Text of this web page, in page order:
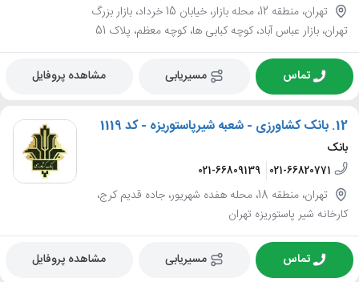
تهران، منطقه 12، محله بازار، خیابان 15 خرداد، بازار بزرگ
تهران، بازار عباس آباد، کوچه کبابی ها، کوچه معظم، پلاک 51
تماس مسیریابی مشاهده پروفایل
12. بانک کشاورزی - شعبه شیرپاستوریزه - کد 1119
بانک
021-66820771
021-66809139
تهران، منطقه 18، محله هفده شهریور، جاده قدیم کرج،
کارخانه شیر پاستوریزه تهران
تماس مسیریابی مشاهده پروفایل